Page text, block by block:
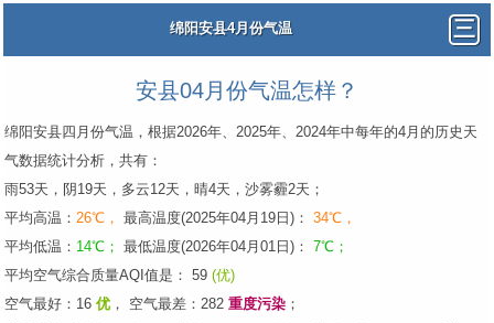
绵阳安县4月份气温
安县04月份气温怎样？
绵阳安县四月份气温，根据2026年、2025年、2024年中每年的4月的历史天
气数据统计分析，共有：
雨53天，阴19天，多云12天，晴4天，沙雾霾2天；
平均高温： 26℃， 最高温度(2025年04月19日)： 34℃，
平均低温： 14℃； 最低温度(2026年04月01日)： 7℃；
平均空气综合质量AQI值是： 59 (优)
空气最好：16 优 ， 空气最差：282 重度污染 ；